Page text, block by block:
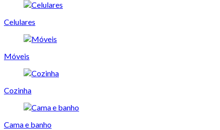
Celulares
Móveis
Cozinha
Cama e banho